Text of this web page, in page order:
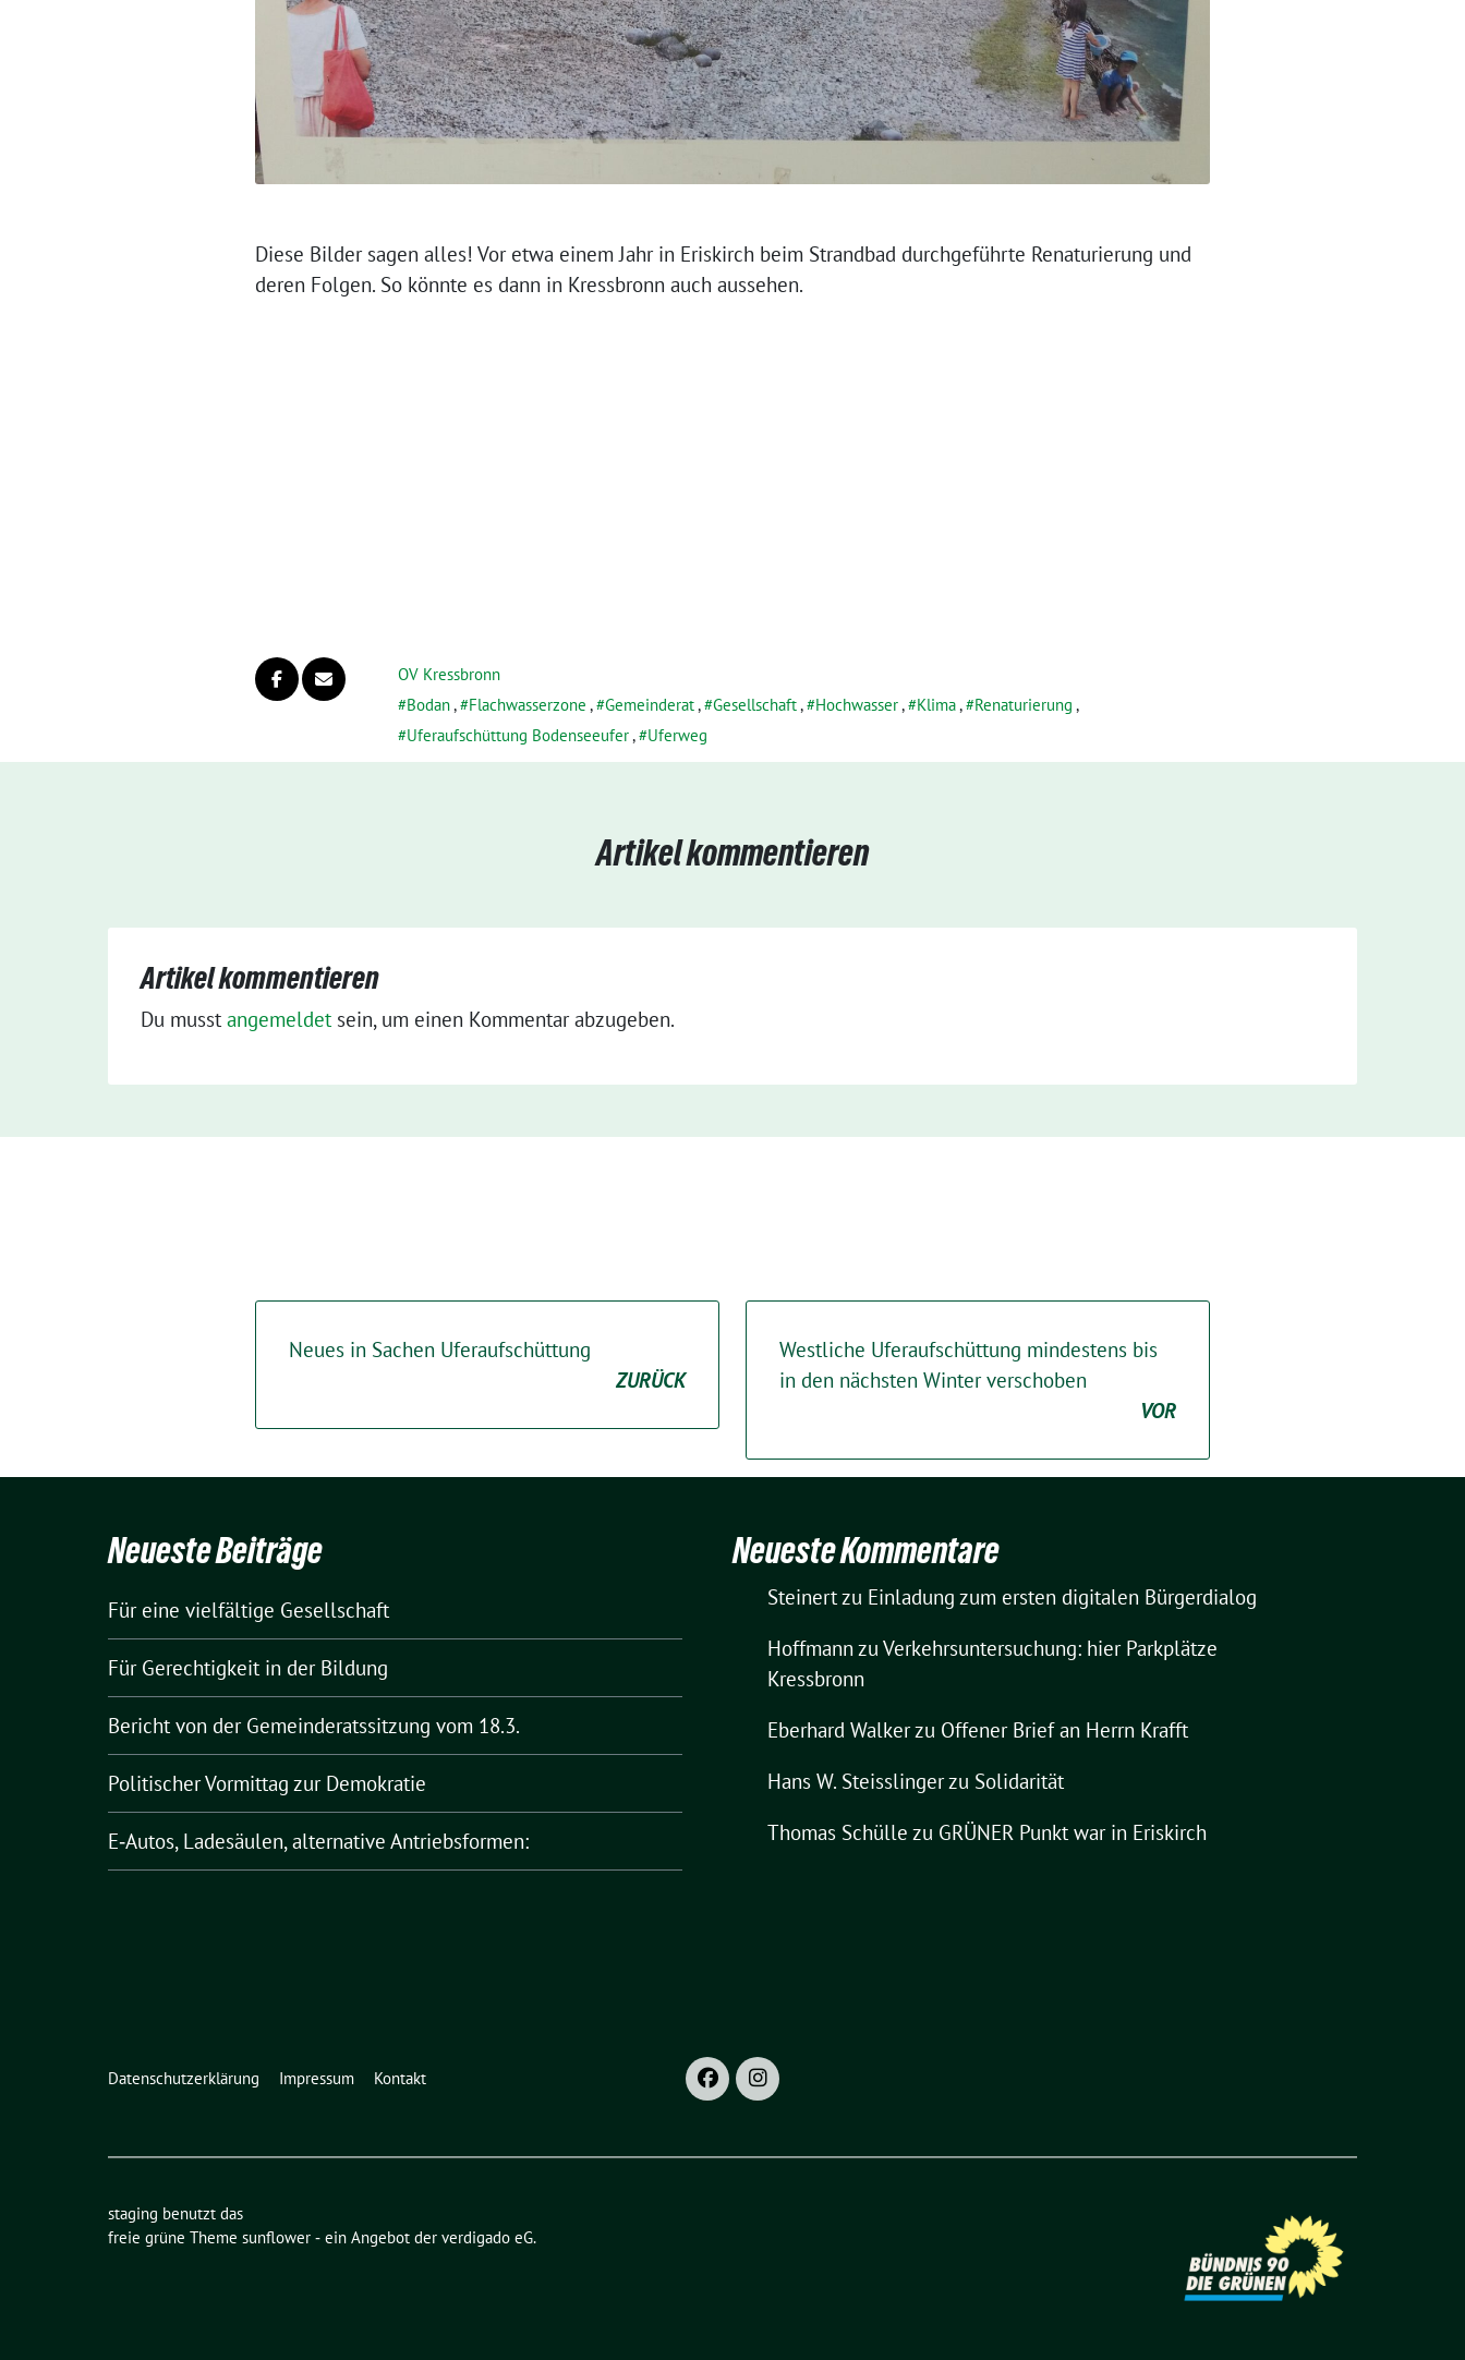
Diese Bilder sagen alles! Vor etwa einem Jahr in Eriskirch beim Strandbad durch­ge­führ­te Renaturierung und
deren Folgen. So könn­te es dann in Kressbronn auch aussehen.
OV Kressbronn
Bodan, Flachwasserzone , Gemeinderat, Gesellschaft, Hochwasser, Klima, Renaturierung ,
Uferaufschüttung Bodenseeufer, Uferweg
Artikel kommentieren
Artikel kommentieren
Du musst angemeldet sein, um einen Kommentar abzugeben.
Neues in Sachen Uferaufschüttung
ZURÜCK
Westliche Uferaufschüttung mindestens bis
in den nächsten Winter verschoben
VOR
Neueste Beiträge
Für eine vielfältige Gesellschaft
Für Gerechtigkeit in der Bildung
Bericht von der Gemeinderatssitzung vom 18.3.
Politischer Vormittag zur Demokratie
E‑Autos, Ladesäulen, alternative Antriebsformen:
Neueste Kommentare
Steinertzu Einladung zum ersten digitalen Bürgerdialog
Hoffmann zu Verkehrsuntersuchung: hier Parkplätze
Kressbronn
Eberhard Walkerzu Offener Brief an Herrn Krafft
Hans W. Steisslingerzu Solidarität
Thomas Schülle zu GRÜNER Punkt war in Eriskirch
Datenschutzerklärung Impressum Kontakt
staging benutzt das
freie grüne Theme sunflower ‐ ein Angebot der verdigado eG.